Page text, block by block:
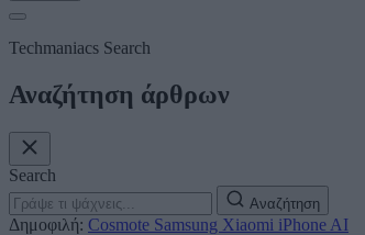
Techmaniacs Search
Αναζήτηση άρθρων
Search
Αναζήτηση
Δημοφιλή: Cosmote Samsung Xiaomi iPhone AI